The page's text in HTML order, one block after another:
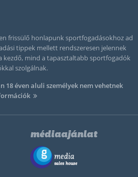
frissülő honlapunk sportfogadásokhoz ad
tippek mellett rendszeresen jelennek
kezdő, mind a tapasztaltabb sportfogadók
szolgálnak.
18 éven aluli személyek nem vehetnek
médiaajánlat